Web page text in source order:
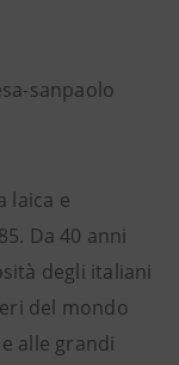
sanpaolo
laica e
Da 40 anni
degli italiani
del mondo
alle grandi